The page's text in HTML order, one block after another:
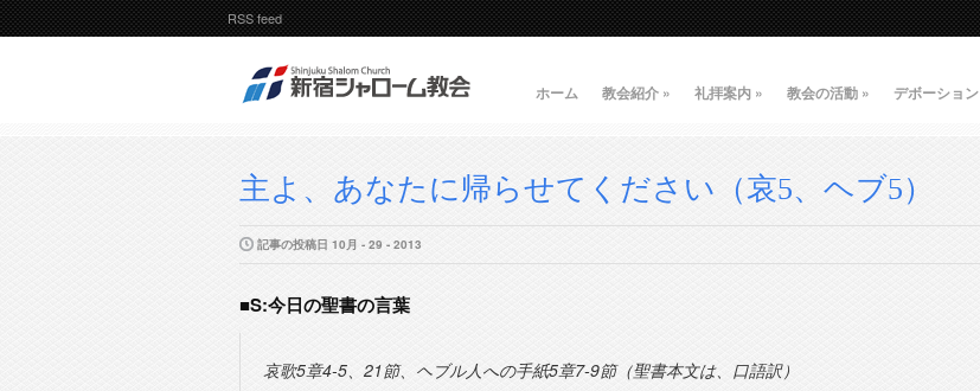
RSS feed
ホーム 教会紹介 » 礼拝案内 » 教会の活動 » デボーション
主よ、あなたに帰らせてください（哀5、ヘブ5）
記事の投稿日 10月 - 29 - 2013
■S:今日の聖書の言葉
哀歌5章4-5、21節、ヘブル人への手紙5章7-9節（聖書本文は、口語訳）